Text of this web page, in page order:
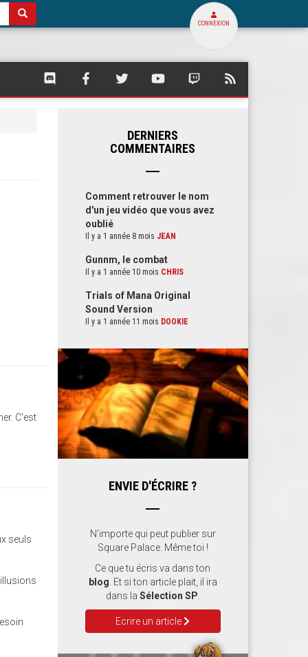
CONNEXION
SQUARE
SQUARE SQUARE SQUARE SQUARE
C'est
seuls
DERNIERS
COMMENTAIRES
Comment retrouver le nom
d'un jeu vidéo que vous avez
oublié
Il y a 1 année 8 mois JEAN
Gunnm, le combat
Il y a 1 année 10 mois CHRIS
Trials of Mana Original
Sound Version
Il y a 1 année 11 mois DOOKIE
ENVIE D'ÉCRIRE ?
N'importe qui peut publier sur
Square Palace. Même toi !
Ce que tu écris va dans ton
blog . Et si ton article plait, il ira
dans la Sélection SP
Ecrire un article